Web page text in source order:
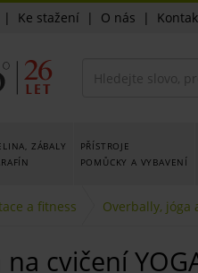
| Ke stažení | O nás |
ZÁBALY
PŘÍSTROJE
POMŮCKY A VYBAVENÍ
a fitness Overbally, jóga
na cvičení